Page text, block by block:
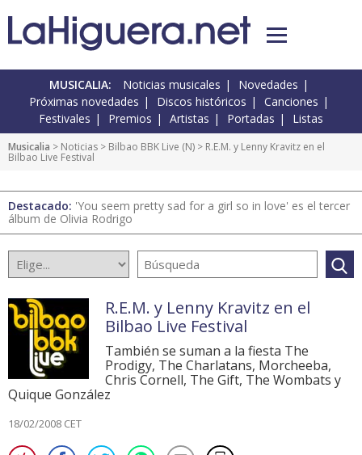
MUSICALIA: Noticias musicales
Novedades
Próximas novedades
Discos históricos
Canciones
Festivales
Premios Artistas Portadas Listas
Musicalia > Noticias > Bilbao BBK Live (N) > R.E.M. y Lenny Kravitz en el
Bilbao Live Festival
Destacado: 'You seem pretty sad for a girl so in love' es el tercer
álbum de Olivia Rodrigo
R.E.M. y Lenny Kravitz en el
Bilbao Live Festival
También se suman a la fiesta The
Prodigy, The Charlatans, Morcheeba,
Chris Cornell, The Gift, The Wombats y
Quique González
18/02/2008 CET